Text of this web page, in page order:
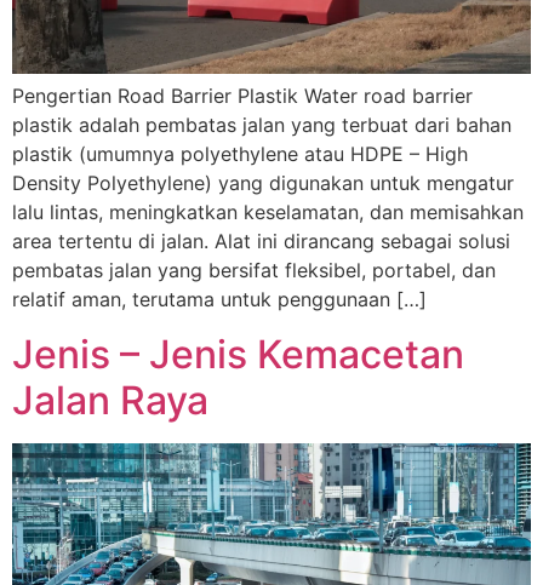
Pengertian Road Barrier Plastik Water road barrier
plastik adalah pembatas jalan yang terbuat dari bahan
plastik (umumnya polyethylene atau HDPE – High
Density Polyethylene) yang digunakan untuk mengatur
lalu lintas, meningkatkan keselamatan, dan memisahkan
area tertentu di jalan. Alat ini dirancang sebagai solusi
pembatas jalan yang bersifat fleksibel, portabel, dan
relatif aman, terutama untuk penggunaan […]
Jenis – Jenis Kemacetan
Jalan Raya